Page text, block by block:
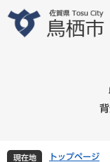
文
現在地 トップページ